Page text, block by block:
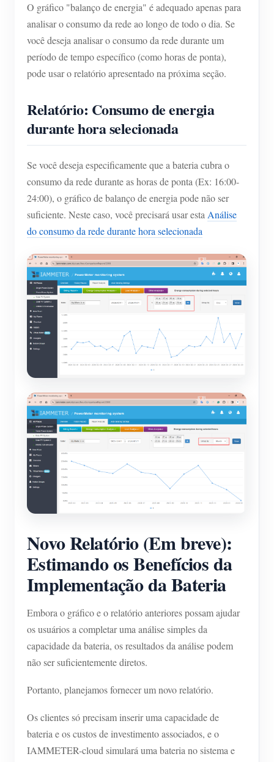
O gráfico "balanço de energia" é adequado apenas para
analisar o consumo da rede ao longo de todo o dia. Se
você deseja analisar o consumo da rede durante um
período de tempo específico (como horas de ponta),
pode usar o relatório apresentado na próxima seção.
Relatório: Consumo de energia
durante hora selecionada
Se você deseja especificamente que a bateria cubra o
consumo da rede durante as horas de ponta (Ex: 16:00-
24:00), o gráfico de balanço de energia pode não ser
suficiente. Neste caso, você precisará usar estaAnálise
do consumo da rede durante hora selecionada
Novo Relatório (Em breve):
Estimando os Benefícios da
Implementação da Bateria
Embora o gráfico e o relatório anteriores possam ajudar
os usuários a completar uma análise simples da
capacidade da bateria, os resultados da análise podem
não ser suficientemente diretos.
Portanto, planejamos fornecer um novo relatório.
Os clientes só precisam inserir uma capacidade de
bateria e os custos de investimento associados, e o
IAMMETER-cloud simulará uma bateria no sistema e